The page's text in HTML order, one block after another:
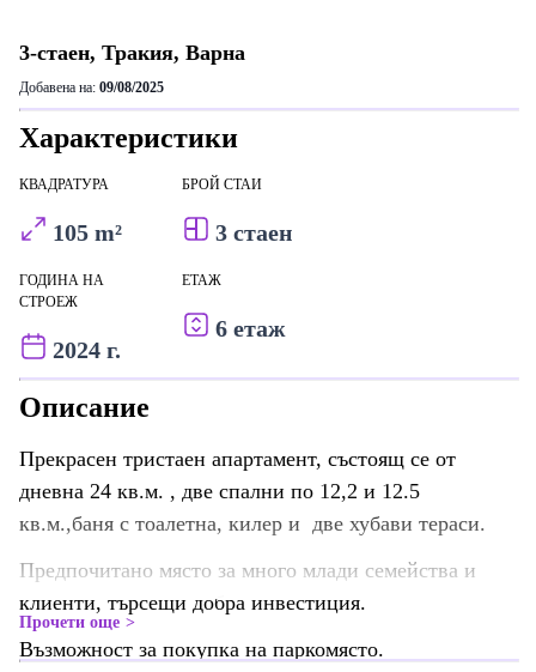
3-стаен, Тракия, Варна
Добавена на: 09/08/2025
Характеристики
КВАДРАТУРА
105 m²
БРОЙ СТАИ
3 стаен
ГОДИНА НА
СТРОЕЖ
2024 г.
ЕТАЖ
6 етаж
Описание
Прекрасен тристаен апартамент, състоящ се от
дневна 24 кв.м. , две спални по 12,2 и 12.5
кв.м.,баня с тоалетна, килер и две хубави тераси.
Предпочитано място за много млади семейства и
клиенти, търсещи добра инвестиция.
Възможност за покупка на паркомясто.
Прочети още